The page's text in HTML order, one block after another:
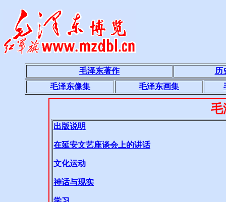
毛泽东著作
历
毛泽东像集
毛泽东画集